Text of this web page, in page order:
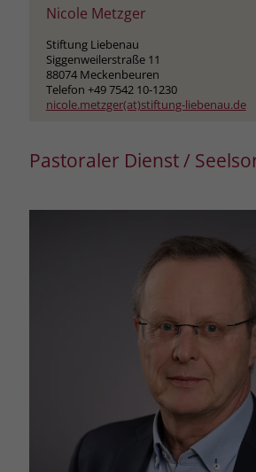
Nicole Metzger
Stiftung Liebenau
Siggenweilerstraße 11
88074 Meckenbeuren
Telefon +49 7542 10-1230
nicole.metzger(at)stiftung-liebenau.de
Pastoraler Dienst /